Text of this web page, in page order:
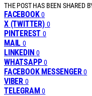
THE POST HAS BEEN SHARED
FACEBOOK 0
X (TWITTER) 0
PINTEREST 0
MAIL 0
LINKEDIN 0
WHATSAPP 0
FACEBOOK MESSENGER 0
VIBER 0
TELEGRAM 0